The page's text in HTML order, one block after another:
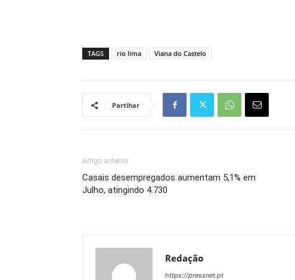
TAGS rio lima Viana do Castelo
Partihar
Artigo anterior
Casais desempregados aumentam 5,1% em
Julho, atingindo 4.730
Redação
https://pressnet.pt